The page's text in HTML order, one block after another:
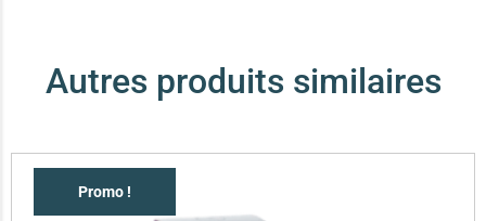
Autres produits similaires
Promo !